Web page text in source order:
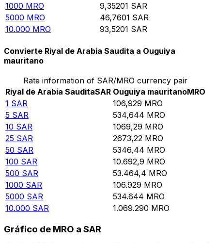
1000 MRO 9,35201 SAR
5000 MRO 46,7601 SAR
10.000 MRO 93,5201 SAR
Convierte Riyal de Arabia Saudita a Ouguiya
mauritano
Rate information of SAR/MRO currency pair
Riyal de Arabia SauditaSAR Ouguiya mauritanoMRO
1 SAR 106,929 MRO
5 SAR 534,644 MRO
10 SAR 1069,29 MRO
25 SAR 2673,22 MRO
50 SAR 5346,44 MRO
100 SAR 10.692,9 MRO
500 SAR 53.464,4 MRO
1000 SAR 106.929 MRO
5000 SAR 534.644 MRO
10.000 SAR 1.069.290 MRO
Gráfico de MRO a SAR